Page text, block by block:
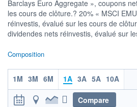
CATÉGORIE MORNINGSTAR
Allocation EUR Agressive
FONDS PARTENAIRES
PEA PEA-PME BOURSOVIE
CTO BUSINESS
Non éligible Boursobank
Barclays Euro Aggregate », coupons
les cours de clôture.? 20% « MSCI
réinvestis, évalué sur les cours de
dividendes nets réinvestis, évalué sur
Composition
1M 3M 6M 1A 3A 5A 10A
Compare